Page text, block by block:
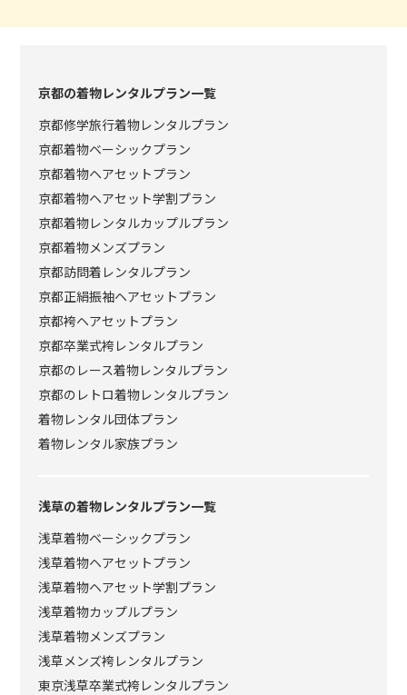
京都の着物レンタルプラン一覧
京都修学旅行着物レンタルプラン
京都着物ベーシックプラン
京都着物ヘアセットプラン
京都着物ヘアセット学割プラン
京都着物レンタルカップルプラン
京都着物メンズプラン
京都訪問着レンタルプラン
京都正絹振袖ヘアセットプラン
京都袴ヘアセットプラン
京都卒業式袴レンタルプラン
京都のレース着物レンタルプラン
京都のレトロ着物レンタルプラン
着物レンタル団体プラン
着物レンタル家族プラン
浅草の着物レンタルプラン一覧
浅草着物ベーシックプラン
浅草着物ヘアセットプラン
浅草着物ヘアセット学割プラン
浅草着物カップルプラン
浅草着物メンズプラン
浅草メンズ袴レンタルプラン
東京浅草卒業式袴レンタルプラン